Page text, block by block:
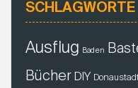
SCHLAGWORTE
Ausflug Baden
BücherDIY